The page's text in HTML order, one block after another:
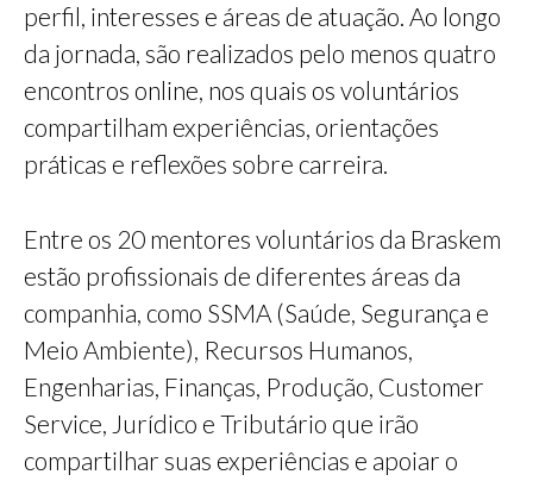
perfil, interesses e áreas de atuação. Ao longo
da jornada, são realizados pelo menos quatro
encontros online, nos quais os voluntários
compartilham experiências, orientações
práticas e reflexões sobre carreira.
Entre os 20 mentores voluntários da Braskem
estão profissionais de diferentes áreas da
companhia, como SSMA (Saúde, Segurança e
Meio Ambiente), Recursos Humanos,
Engenharias, Finanças, Produção, Customer
Service, Jurídico e Tributário que irão
compartilhar suas experiências e apoiar o